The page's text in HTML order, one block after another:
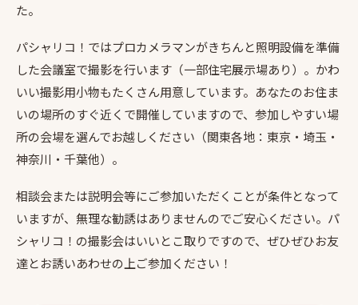
た。
パシャリコ！ではプロカメラマンがきちんと照明設備を準備
した会議室で撮影を行います（一部住宅展示場あり）。かわ
いい撮影用小物もたくさん用意しています。あなたのお住ま
いの場所のすぐ近くで開催していますので、参加しやすい場
所の会場を選んでお越しください（関東各地：東京・埼玉・
神奈川・千葉他）。
相談会または説明会等にご参加いただくことが条件となって
いますが、無理な勧誘はありませんのでご安心ください。パ
シャリコ！の撮影会はいいとこ取りですので、ぜひぜひお友
達とお誘いあわせの上ご参加ください！